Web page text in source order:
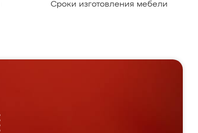
Сроки изготовления мебели